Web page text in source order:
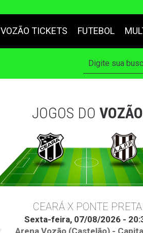
VOZÃO TICKETS FUTEBOL
JOGOS DO VOZÃO
CEARÁ X PONTE PRETA
Sexta-feira, 07/08/2026 -